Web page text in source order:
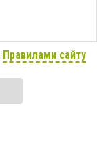
Правилами сайту